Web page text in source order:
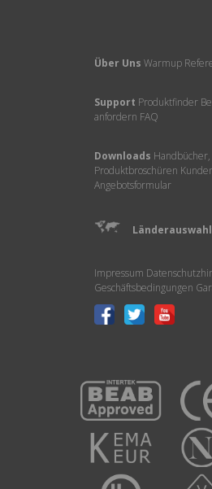
Über Uns Warmup
Support Produktfinder
anfordern FAQ
Downloads
Produktbroschüren
Angebotsformular
Länderauswahl
Impressum
Geschäftsbedingungen